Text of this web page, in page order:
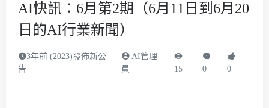
AI快訊：6月第2期（6月11日到6月20
日的AI行業新聞）
3年前 (2023)發佈新公
告
AI管理
員
15 0 0